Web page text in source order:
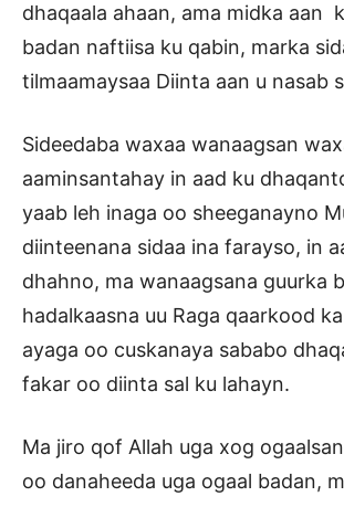
dhaqaala ahaan, ama midka aan
badan naftiisa ku qabin, marka
tilmaamaysaa Diinta aan u nasab
Sideedaba waxaa wanaagsan
aaminsantahay in aad ku
yaab leh inaga oo sheeganayno
diinteenana sidaa ina farayso, in
dhahno, ma wanaagsana guurka
hadalkaasna uu Raga qaarkood
ayaga oo cuskanaya sababo
fakar oo diinta sal ku lahayn.
Ma jiro qof Allah uga xog
oo danaheeda uga ogaal badan,